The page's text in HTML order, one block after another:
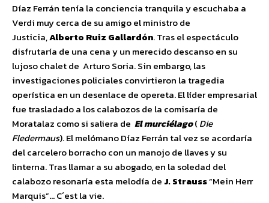
Díaz Ferrán tenía la conciencia tranquila y escuchaba a
Verdi muy cerca de su amigo el ministro de
Justicia,Alberto Ruiz Gallardón. Tras el espectáculo
disfrutaría de una cena y un merecido descanso en su
lujoso chalet de Arturo Soria. Sin embargo, las
investigaciones policiales convirtieron la tragedia
operística en un desenlace de opereta. El líder empresarial
fue trasladado a los calabozos de la comisaría de
Moratalaz como si saliera de El murciélago(Die
Fledermaus). El melómano Díaz Ferrán tal vez se acordaría
del carcelero borracho con un manojo de llaves y su
linterna. Tras llamar a su abogado, en la soledad del
calabozo resonaría esta melodía de J. Strauss“Mein Herr
Marquis”… C´est la vie.